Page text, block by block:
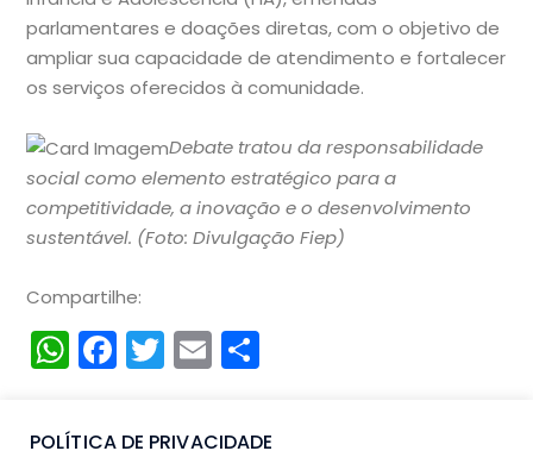
parlamentares e doações diretas, com o objetivo de
ampliar sua capacidade de atendimento e fortalecer
os serviços oferecidos à comunidade.
Debate tratou da responsabilidade
social como elemento estratégico para a
competitividade, a inovação e o desenvolvimento
sustentável. (Foto: Divulgação Fiep)
Compartilhe:
WhatsApp
Facebook
Twitter
Email
POLÍTICA DE PRIVACIDADE